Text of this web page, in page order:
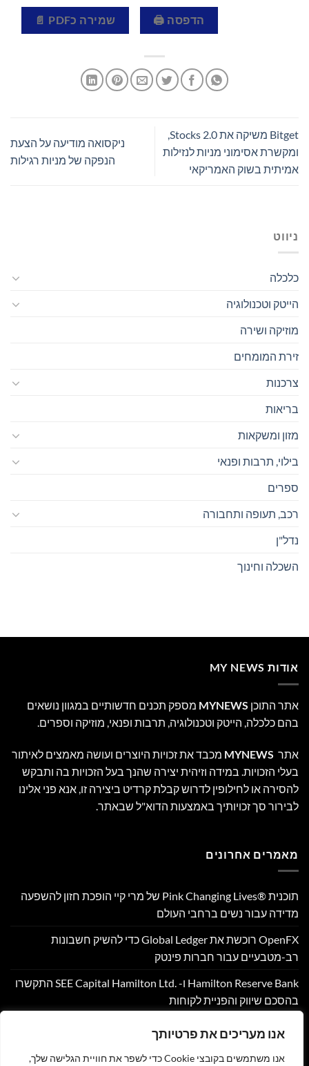
אנו מעריכים את פרטיותך
אנו משתמשים בקובצי Cookie כדי לשפר את חוויית הגלישה שלך,
הדפסה 🖨 שמירה כPDF 📄
ומקשרת אסימוני מניות לנזילות
אמיתית בשוק האמריקאי
ניקסואה מודיעה על הצעת
הנפקה של מניות רגילות
ניווט
כלכלה
הייטק וטכנולוגיה
מוזיקה ושירה
זירת המומחים
צרכנות
בריאות
מזון ומשקאות
בילוי, תרבות ופנאי
ספרים
רכב, תעופה ותחבורה
נדל"ן
השכלה וחינוך
אודות MY NEWS
אתר התוכן MYNEWS מספק תכנים חדשותיים במגוון נושאים
בהם כלכלה, הייטק וטכנולוגיה, תרבות ופנאי, מוזיקה וספרים.
אתר MYNEWS מכבד את זכויות היוצרים ועושה מאמצים לאיתור
בעלי הזכויות. במידה וזיהית יצירה שהנך בעל הזכויות בה ותבקש
להסירה או לחילופין לדרוש קבלת קרדיט ביצירה זו, אנא פני אלינו
לבירור סך זכויותיך באמצעות הדוא"ל שבאתר.
מאמרים אחרונים
תוכנית Pink Changing Lives®‎ של מרי קיי הופכת חזון להשפעה
מדידה עבור נשים ברחבי העולם
OpenFX רוכשת את Global Ledger כדי להשיק חשבונות
רב-מטבעיים עבור חברות פינטק
Hamilton Reserve Bank ו- SEE Capital Hamilton Ltd.‎ התקשרו
בהסכם שיווק והפניית לקוחות
Corpay Cross-Border מונתה לשותפת המט"ח הרשמית של